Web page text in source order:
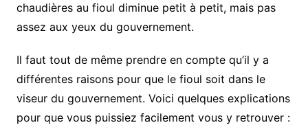
chaudières au fioul diminue petit à petit, mais pas
assez aux yeux du gouvernement.
Il faut tout de même prendre en compte qu’il y a
différentes raisons pour que le fioul soit dans le
viseur du gouvernement. Voici quelques explications
pour que vous puissiez facilement vous y retrouver :